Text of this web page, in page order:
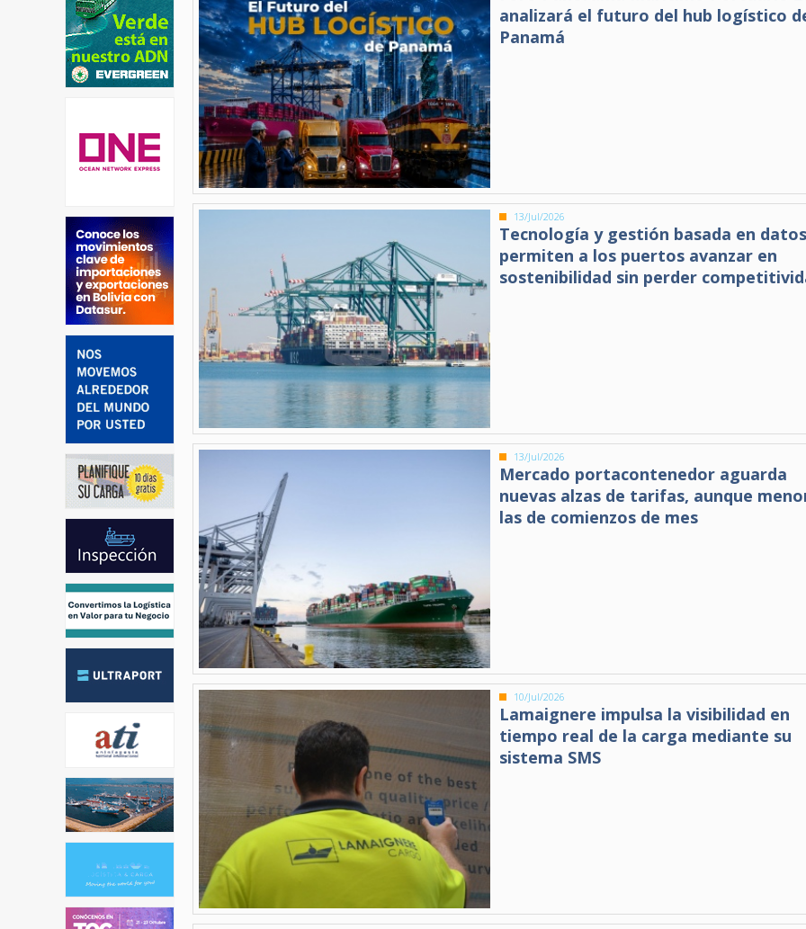
analizará el futuro del hub logístico
Panamá
13/Jul/2026
Tecnología y gestión basada en
permiten a los puertos avanzar en
sostenibilidad sin perder
13/Jul/2026
Mercado portacontenedor aguarda
nuevas alzas de tarifas, aunque
las de comienzos de mes
10/Jul/2026
Lamaignere impulsa la visibilidad en
tiempo real de la carga mediante su
sistema SMS